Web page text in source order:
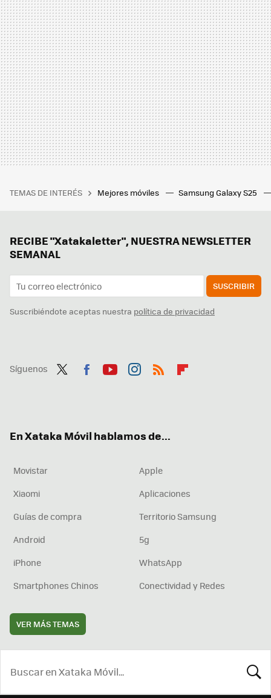
TEMAS DE INTERÉS Mejores móviles Samsung Galaxy S25
RECIBE "Xatakaletter", NUESTRA NEWSLETTER
SEMANAL
SUSCRIBIR
Suscribiéndote aceptas nuestra política de privacidad
Síguenos
En Xataka Móvil hablamos de...
Movistar
Apple
Xiaomi
Aplicaciones
Guías de compra
Territorio Samsung
Android
5g
iPhone
WhatsApp
Smartphones Chinos
Conectividad y Redes
VER MÁS TEMAS